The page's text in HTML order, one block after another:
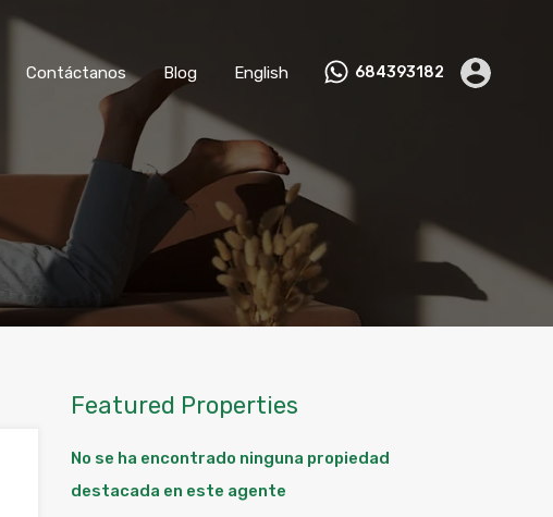
Conviértete en Anfitrión
Contáctanos Blog English 684393182
Featured Properties
No se ha encontrado ninguna propiedad
destacada en este agente